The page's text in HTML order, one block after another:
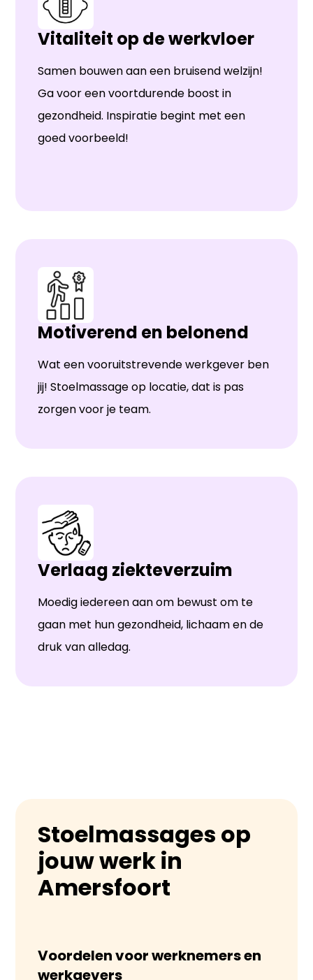
Vitaliteit op de werkvloer
Samen bouwen aan een bruisend welzijn!
Ga voor een voortdurende boost in
gezondheid. Inspiratie begint met een
goed voorbeeld!
Motiverend en belonend
Wat een vooruitstrevende werkgever ben
jij! Stoelmassage op locatie, dat is pas
zorgen voor je team.
Verlaag ziekteverzuim
Moedig iedereen aan om bewust om te
gaan met hun gezondheid, lichaam en de
druk van alledag.
Stoelmassages op
jouw werk in
Amersfoort
Voordelen voor werknemers en
werkgevers